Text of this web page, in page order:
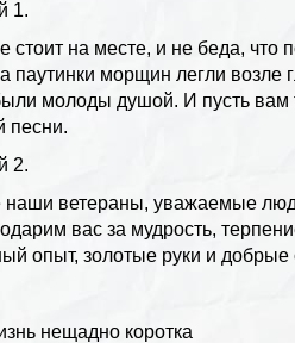
1.
стоит на месте, и не беда, что
паутинки морщин легли возле
молоды душой. И пусть вам
песни.
2.
наши ветераны, уважаемые
вас за мудрость,
опыт, золотые руки и добрые
нещадно коротка